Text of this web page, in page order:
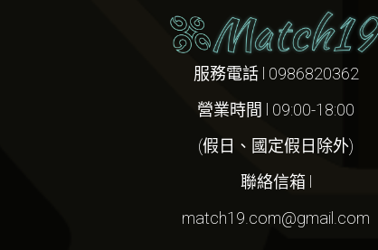
服務電話 l 0986820362
營業時間 l 09:00-18:00
(假日、國定假日除外)
聯絡信箱 l
match19.com@gmail.com